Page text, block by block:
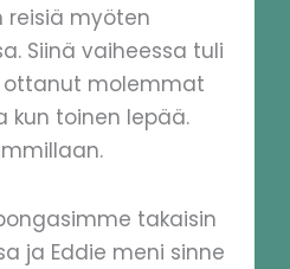
reisiä myöten
Siinä vaiheessa tuli
ottanut molemmat
kun toinen lepää.
takaisin
ja Eddie meni sinne